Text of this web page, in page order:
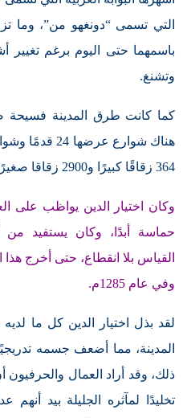
التي تسمى “دونغهو من”، وما
باسمهما حتى اليوم برغم تغيير
وتشنغ.
كما كانت طرق المدينة فسيحة
364 زقاقًا كبيرًا و2900 زقاقا صغيرًا.
وكان اختيار الدين يواظب على
حماسة أبدًا، وكان يستفيد
القياس بلا انقطاع، حتى أخرج هذا
وفي عام 1285م.
لقد بذل اختيار الدين كل ما
المدينة، مما أضعف جسمه
ذلك، وقد أراد العمال والحرفيون
تخليدًا لمآثره الجليلة بيد أنهم